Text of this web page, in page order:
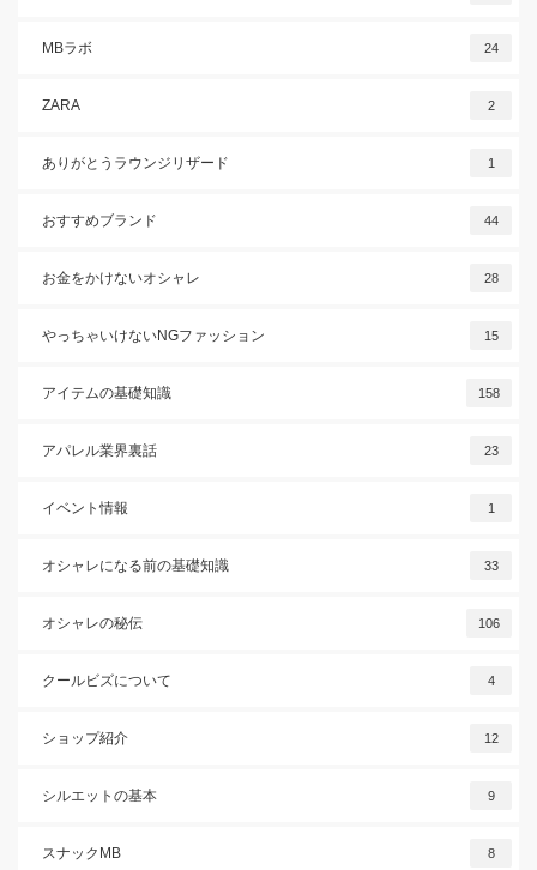
MBラボ 24
ZARA 2
ありがとうラウンジリザード 1
おすすめブランド 44
お金をかけないオシャレ 28
やっちゃいけないNGファッション 15
アイテムの基礎知識 158
アパレル業界裏話 23
イベント情報 1
オシャレになる前の基礎知識 33
オシャレの秘伝 106
クールビズについて 4
ショップ紹介 12
シルエットの基本 9
スナックMB 8